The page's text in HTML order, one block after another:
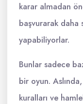
karar almadan
başvurarak
yapabiliyorlar.
Bunlar sadece
bir oyun.
kuralları ve